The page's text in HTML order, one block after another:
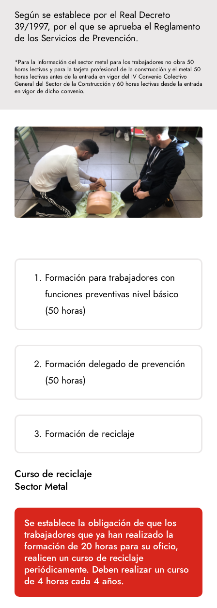
Según se establece por el Real Decreto
39/1997, por el que se aprueba el Reglamento
de los Servicios de Prevención.
*Para la información del sector metal para los trabajadores no obra 50
horas lectivas y para la tarjeta profesional de la construcción y el metal 50
horas lectivas antes de la entrada en vigor del IV Convenio Colectivo
General del Sector de la Construcción y 60 horas lectivas desde la entrada
en vigor de dicho convenio.
Formación para trabajadores con
funciones preventivas nivel básico
(50 horas)
Formación delegado de prevención
(50 horas)
Formación de reciclaje
Curso de reciclaje
Sector Metal
Se establece la obligación de que los
trabajadores que ya han realizado la
formación de 20 horas para su oficio,
realicen un curso de reciclaje
periódicamente. Deben realizar un curso
de 4 horas cada 4 años.